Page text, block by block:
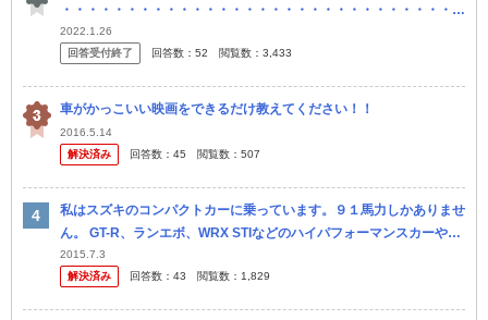
・・・・・・・・・・・・・・・・・・・・・・・・・・・・・・
確かに今はコロナに便乗しで中古が高騰していますが。 例えば平常
時で...
2022.1.26
回答受付終了
回答数： 52 閲覧数： 3,433
車がかっこいい映画をできるだけ教えてください！！
2016.5.14
解決済み
回答数： 45 閲覧数： 507
私はスズキのコンパクトカーに乗っています。９１馬力しかありませ
ん。 GT-R、ランエボ、WRX STIなどのハイパフォーマンスカーや外
車を見るたびに、悲しくなります。 なぜなら、自分の車よりも...
2015.7.3
解決済み
回答数： 43 閲覧数： 1,829